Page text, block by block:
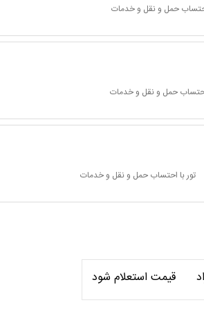
حمل و نقل و خدمات
احتساب حمل و نقل و خدمات
تور با احتساب حمل و نقل و خدمات
قیمت استعلام شود